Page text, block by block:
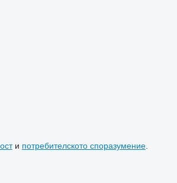
и потребителското споразумение.